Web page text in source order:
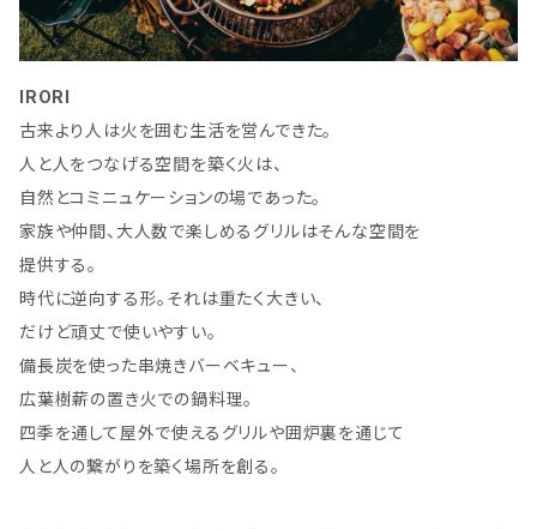
IRORI
古来より人は火を囲む生活を営んできた。
人と人をつなげる空間を築く火は、
自然とコミニュケーションの場であった。
家族や仲間、大人数で楽しめるグリルはそんな空間を
提供する。
時代に逆向する形。それは重たく大きい、
だけど頑丈で使いやすい。
備長炭を使った串焼きバーベキュー、
広葉樹薪の置き火での鍋料理。
四季を通して屋外で使えるグリルや囲炉裏を通じて
人と人の繋がりを築く場所を創る。